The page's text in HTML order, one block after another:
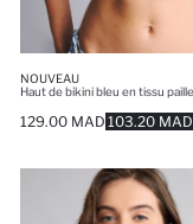
NOUVEAU
103.20 MAD
129.00 MAD